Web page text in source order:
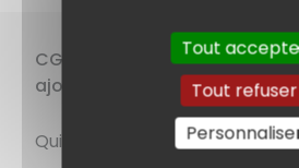
CGV DIVISION SYSTEME –
ajoutée
Qui sommes nous ?
Tout
Tout refuser